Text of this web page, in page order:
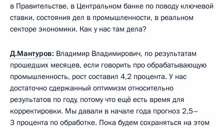
в Правительстве, в Центральном банке по поводу ключевой
ставки, состояния дел в промышленности, в реальном
секторе экономики. Как у нас там дела?
Д.Мантуров: Владимир Владимирович, по результатам
прошедших месяцев, если говорить про обрабатывающую
промышленность, рост составил 4,2 процента. У нас
достаточно сдержанный оптимизм относительно
результатов по году, потому что ещё есть время для
корректировки. Мы давали в начале года прогноз 2,5–
3 процента по обработке. Пока будем сохраняться на этом